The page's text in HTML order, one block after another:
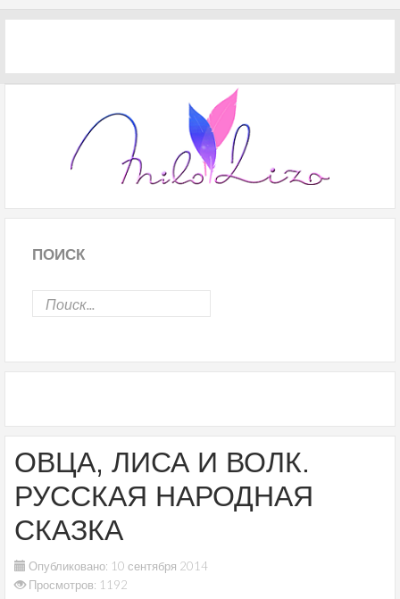
ПОИСК
ОВЦА, ЛИСА И ВОЛК.
РУССКАЯ НАРОДНАЯ
СКАЗКА
Опубликовано: 10 сентября 2014
Просмотров: 1192